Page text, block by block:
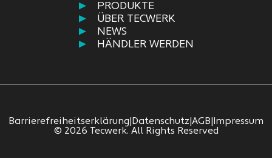
PRODUKTE
ÜBER TECWERK
NEWS
HÄNDLER WERDEN
Barrierefreiheitserklärung Datenschutz AGB
Impressum
© 2026 Tecwerk. All Rights Reserved